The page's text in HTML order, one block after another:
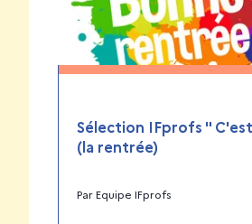
Sélection IFprofs "
(la rentrée)
ParEquipe IFprofs